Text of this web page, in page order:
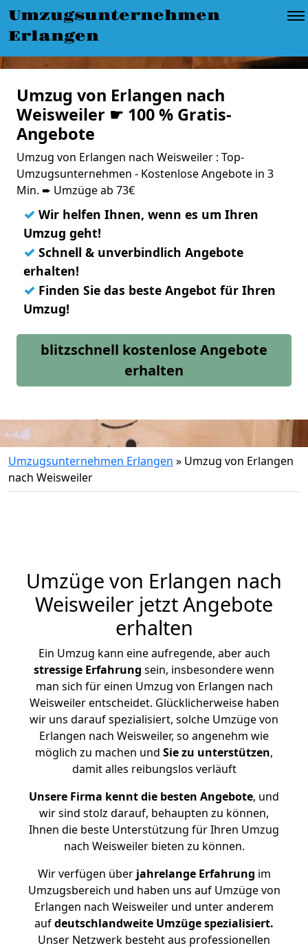
Umzugsunternehmen
Erlangen
Umzug von Erlangen nach
Weisweiler ☛ 100 % Gratis-
Angebote
Umzug von Erlangen nach Weisweiler : Top-
Umzugsunternehmen - Kostenlose Angebote in 3
Min. ➨ Umzüge ab 73€
✓ Wir helfen Ihnen, wenn es um Ihren
Umzug geht!
✓ Schnell & unverbindlich Angebote
erhalten!
✓ Finden Sie das beste Angebot für Ihren
Umzug!
blitzschnell kostenlose Angebote
erhalten
Umzugsunternehmen Erlangen » Umzug von Erlangen
nach Weisweiler
Umzüge von Erlangen nach
Weisweiler jetzt Angebote
erhalten
Ein Umzug kann eine aufregende, aber auch
stressige Erfahrung sein, insbesondere wenn
man sich für einen Umzug von Erlangen nach
Weisweiler entscheidet. Glücklicherweise haben
wir uns darauf spezialisiert, solche Umzüge von
Erlangen nach Weisweiler, so angenehm wie
möglich zu machen und Sie zu unterstützen,
damit alles reibungslos verläuft
Unsere Firma kennt die besten Angebote, und
wir sind stolz darauf, behaupten zu können,
Ihnen die beste Unterstützung für Ihren Umzug
nach Weisweiler bieten zu können.
Wir verfügen überjahrelange Erfahrung im
Umzugsbereich und haben uns auf Umzüge von
Erlangen nach Weisweiler und unter anderem
aufdeutschlandweite Umzüge spezialisiert.
Unser Netzwerk besteht aus professionellen